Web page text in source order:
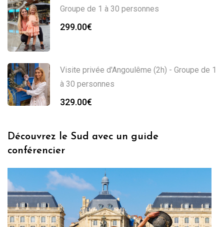
Groupe de 1 à 30 personnes
299.00€
Visite privée d'Angoulême (2h) - Groupe de 1
à 30 personnes
329.00€
Découvrez le Sud avec un guide
conférencier